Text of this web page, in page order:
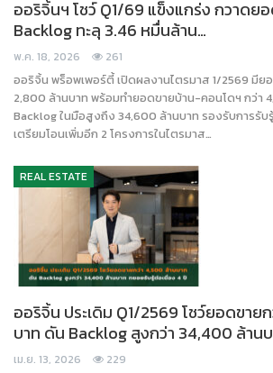
ออริจิ้นฯ โชว์ Q1/69 แข็งแกร่ง กวาดย
Backlog ทะลุ 3.46 หมื่นล้าน…
พ.ค. 18, 2026 261
ออริจิ้น พร็อพเพอร์ตี้ เปิดผลงานไตรมาส 1/2569 มีย
2,800 ล้านบาท พร้อมทำยอดขายบ้าน-คอนโดฯ กว่า
Backlog ในมือสูงถึง 34,600 ล้านบาท รองรับการรับ
เตรียมโอนเพิ่มอีก 2 โครงการในไตรมาส…
REAL ESTATE
ออริจิ้น ประเดิม Q1/2569 โชว์ยอดขาย
บาท ดัน Backlog สูงกว่า 34,400 ล้าน
เม.ย. 13, 2026 229